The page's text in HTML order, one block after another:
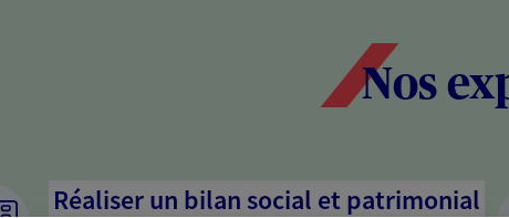
Nos
Réaliser un bilan social et patrimonial